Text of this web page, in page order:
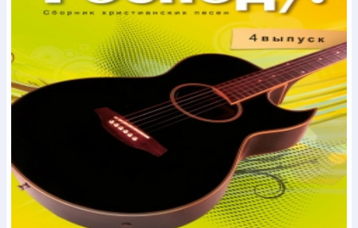
Богослов`яШлюб і сім`яЮдаїзм
Супутні товари
Періодика
Аудіо Ручки кулькові Відео
Галантерея
Закладки для книгФутболкиБрелокиСумкиБіжутерія
БлокнотиЩоденники / щотижневикиВироби з дерева
Вироби з кераміки і глини
Вироби з сріблаКартини
Навчальні мапиШкіряні виробиМагніти
Металеві
Міні-лампиНаклейки Настільні ігриПакети
ПлакатиПластмасові вироби
Хустки
Подарункові картки
РепринтиСвічки
Зошити
Чохли на БибліїГоловні убори
КалендаріКанцелярскі товариКомп`ютерні ігри
ЛистівкиСувенирна продукціяГодинникиПазли